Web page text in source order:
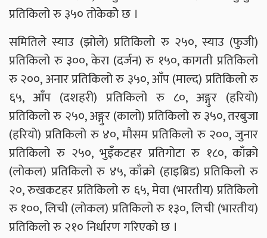
प्रतिकिलो रु ३५० तोकेकोे छ ।
समितिले स्याउ (झोले) प्रतिकिलो रु २५०, स्याउ (फुजी)
प्रतिकिलो रु ३००, केरा (दर्जन) रु १५०, कागती प्रतिकिलो
रु २००, अनार प्रतिकिलो रु ३५०, आँप (माल्द) प्रतिकिलो रु
६५, आँप (दशहरी) प्रतिकिलो रु ८०, अङ्गुर (हरियो)
प्रतिकिलो रु २५०, अङ्गुर (कालो) प्रतिकिलो रु ३५०, तरबुजा
(हरियो) प्रतिकिलो रु ४०, मौसम प्रतिकिलो रु २००, जुनार
प्रतिकिलो रु २५०, भुइँकटहर प्रतिगोटा रु १८०, काँक्रो
(लोकल) प्रतिकिलो रु ४५, काँक्रो (हाइब्रिड) प्रतिकिलो रु
२०, रुखकटहर प्रतिकिलो रु ६५, मेवा (भारतीय) प्रतिकिलो
रु १००, लिची (लोकल) प्रतिकिलो रु १३०, लिची (भारतीय)
प्रतिकिलो रु २१० निर्धारण गरिएको छ ।